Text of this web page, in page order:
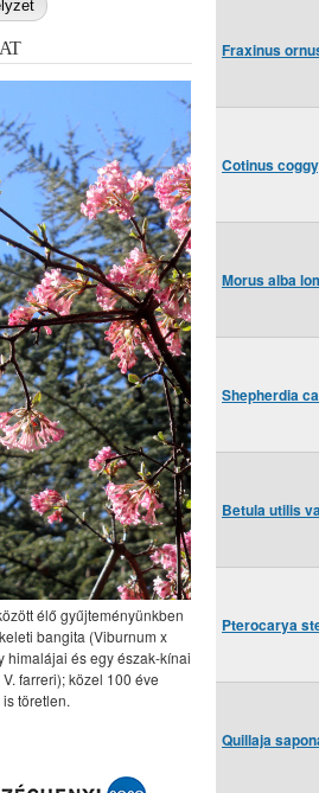
Fraxinus
Cotinus
Morus alba
Shepherdia
Betula utilis
Pterocarya
Quillaja
élő gyűjteményünkben
bangita (Viburnum x
himalájai és egy észak-kínai
farreri); közel 100 éve
töretlen.